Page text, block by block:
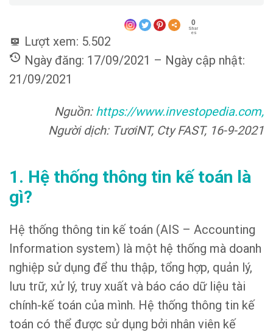
0
Shar
es
Lượt xem: 5.502
Ngày đăng: 17/09/2021 – Ngày cập nhật:
21/09/2021
Nguồn: https://www.investopedia.com,
Người dịch: TươiNT, Cty FAST, 16-9-2021
1. Hệ thống thông tin kế toán là
gì?
Hệ thống thông tin kế toán (AIS – Accounting
Information system) là một hệ thống mà doanh
nghiệp sử dụng để thu thập, tổng hợp, quản lý,
lưu trữ, xử lý, truy xuất và báo cáo dữ liệu tài
chính-kế toán của mình. Hệ thống thông tin kế
toán có thể được sử dụng bởi nhân viên kế